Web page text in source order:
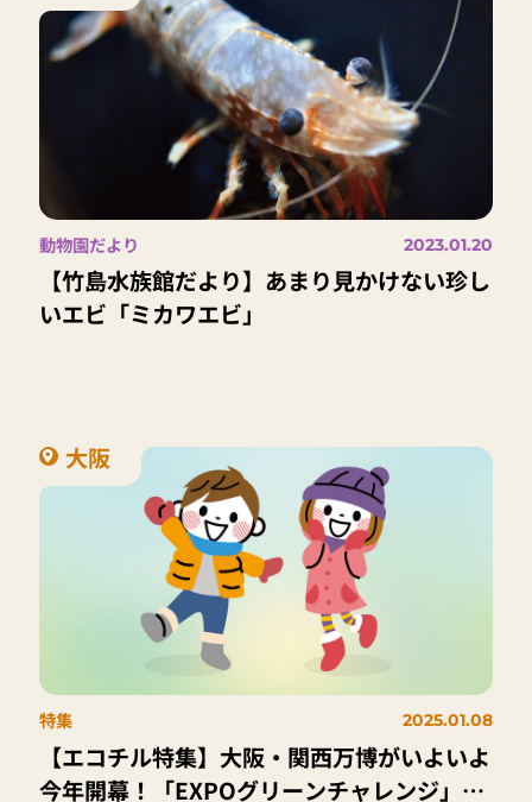
動物園だより 2023.01.20
【竹島水族館だより】あまり見かけない珍し
いエビ「ミカワエビ」
大阪
特集 2025.01.08
【エコチル特集】大阪・関西万博がいよいよ
今年開幕！「EXPOグリーンチャレンジ」に